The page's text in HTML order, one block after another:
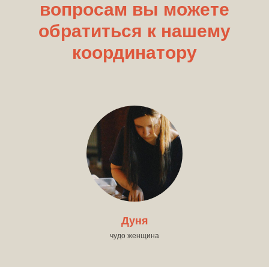
вопросам вы можете
обратиться к нашему
координатору
Дуня
чудо женщина